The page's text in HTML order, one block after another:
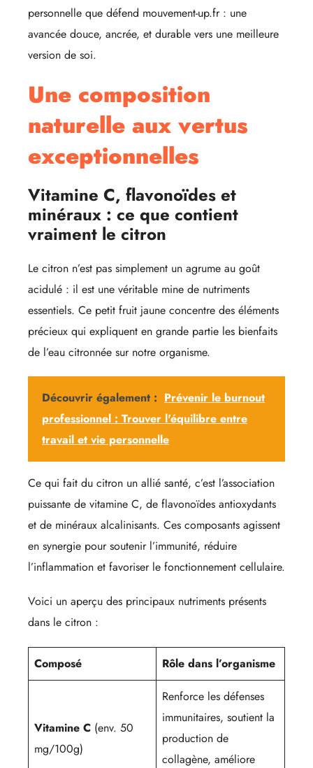
personnelle que défend mouvement-up.fr : une
avancée douce, ancrée, et durable vers une meilleure
version de soi.
Une composition
naturelle aux vertus
exceptionnelles
Vitamine C, flavonoïdes et
minéraux : ce que contient
vraiment le citron
Le citron n’est pas simplement un agrume au goût
acidulé : il est une véritable mine de nutriments
essentiels. Ce petit fruit jaune concentre des éléments
précieux qui expliquent en grande partie les bienfaits
de l’eau citronnée sur notre organisme.
Découvrir également : Prévenir le burnout
professionnel : Trouver l'équilibre entre
travail et vie personnelle
Ce qui fait du citron un allié santé, c’est l’association
puissante de vitamine C, de flavonoïdes antioxydants
et de minéraux alcalinisants. Ces composants agissent
en synergie pour soutenir l’immunité, réduire
l’inflammation et favoriser le fonctionnement cellulaire.
Voici un aperçu des principaux nutriments présents
dans le citron :
Composé Rôle dans l’organisme
Vitamine C (env. 50
mg/100g)
Renforce les défenses
immunitaires, soutient la
production de
collagène, améliore